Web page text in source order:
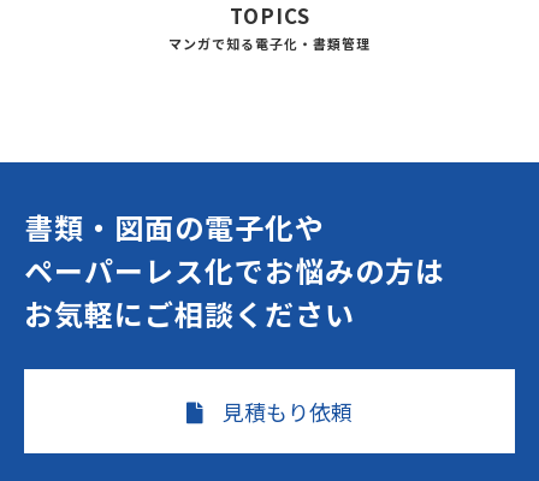
TOPICS
マンガで知る電子化・書類管理
書類・図面の電子化や
ペーパーレス化でお悩みの方は
お気軽にご相談ください
見積もり依頼